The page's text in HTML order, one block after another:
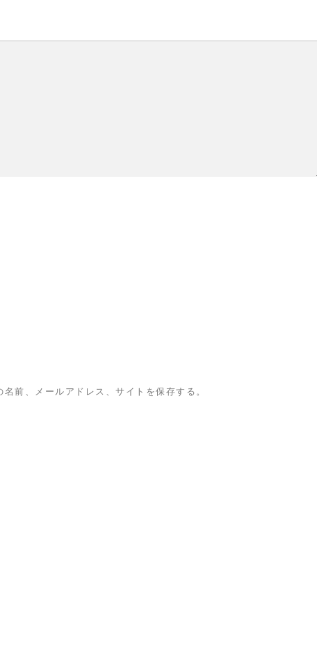
前、メールアドレス、サイトを保存する。